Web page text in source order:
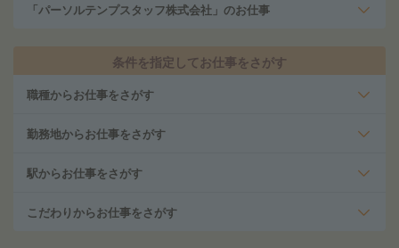
「パーソルテンプスタッフ株式会社」のお仕事
条件を指定してお仕事をさがす
職種からお仕事をさがす
勤務地からお仕事をさがす
駅からお仕事をさがす
こだわりからお仕事をさがす